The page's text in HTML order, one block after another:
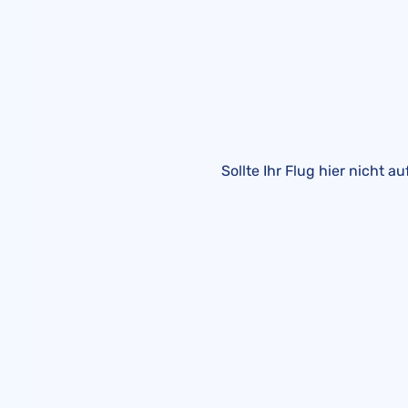
Sollte Ihr Flug hier nicht